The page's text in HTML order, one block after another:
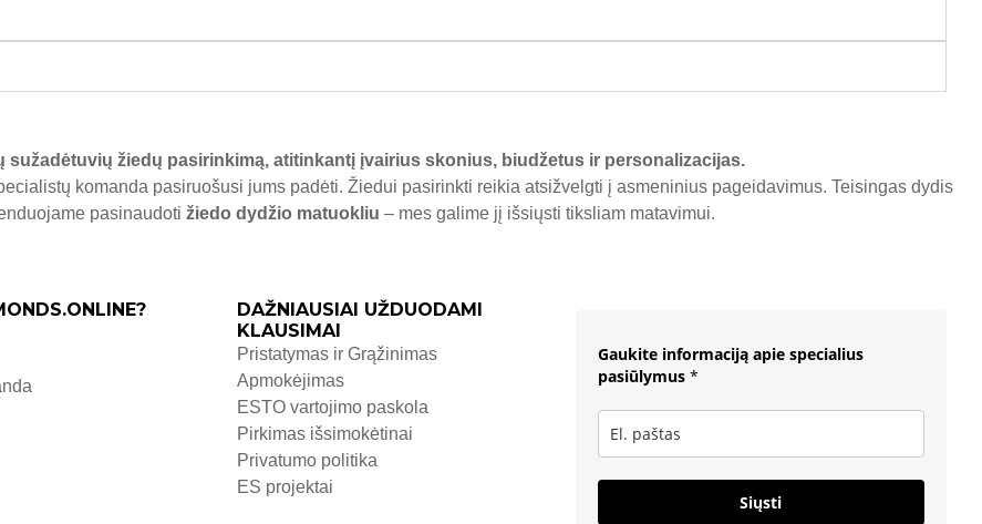
sužadėtuvių žiedų pasirinkimą, atitinkantį įvairius skonius, biudžetus ir personalizacijas.
komanda pasiruošusi jums padėti. Žiedui pasirinkti reikia atsižvelgti į asmeninius pageidavimus. Teisingas dydis
pasinaudoti žiedo dydžio matuokliu – mes galime jį išsiųsti tiksliam matavimui.
DAŽNIAUSIAI UŽDUODAMI
KLAUSIMAI
Pristatymas ir Grąžinimas
Apmokėjimas
ESTO vartojimo paskola
Pirkimas išsimokėtinai
Privatumo politika
ES projektai
Gaukite informaciją apie specialius
pasiūlymus *
Siųsti